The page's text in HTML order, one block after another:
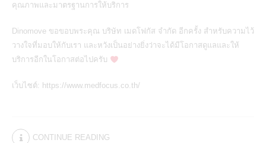
คุณภาพและมาตรฐานการให้บริการ
Dinomove ขอขอบพระคุณ บริษัท เมดโฟกัส จำกัด อีกครั้ง สำหรับความไว้
วางใจที่มอบให้กับเรา และหวังเป็นอย่างยิ่งว่าจะได้มีโอกาสดูแลและให้
บริการอีกในโอกาสต่อไปครับ
เว็บไซต์: https://www.medfocus.co.th/
CONTINUE READING